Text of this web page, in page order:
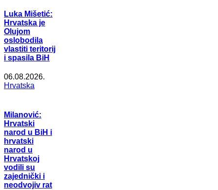
Luka Mišetić:
Hrvatska je
Olujom
oslobodila
vlastiti teritorij
i spasila BiH
06.08.2026.
Hrvatska
Milanović:
Hrvatski
narod u BiH i
hrvatski
narod u
Hrvatskoj
vodili su
zajednički i
neodvojiv rat